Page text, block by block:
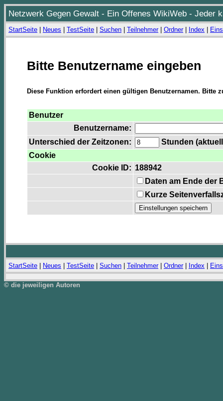
Netzwerk Gegen Gewalt - Ein Offenes WikiWeb - Jeder
StartSeite Neues TestSeite Suchen Teilnehmer| Ordner| Index
Bitte Benutzername eingeben
Diese Funktion erfordert einen gültigen Benutzernamen. Bitte
Benutzer
Benutzername:
Unterschied der Zeitzonen:
Stunden
Cookie
Cookie ID: 188942
Daten am Ende der
Kurze
StartSeite Neues TestSeite Suchen Teilnehmer| Ordner| Index
© die jeweiligen Autoren